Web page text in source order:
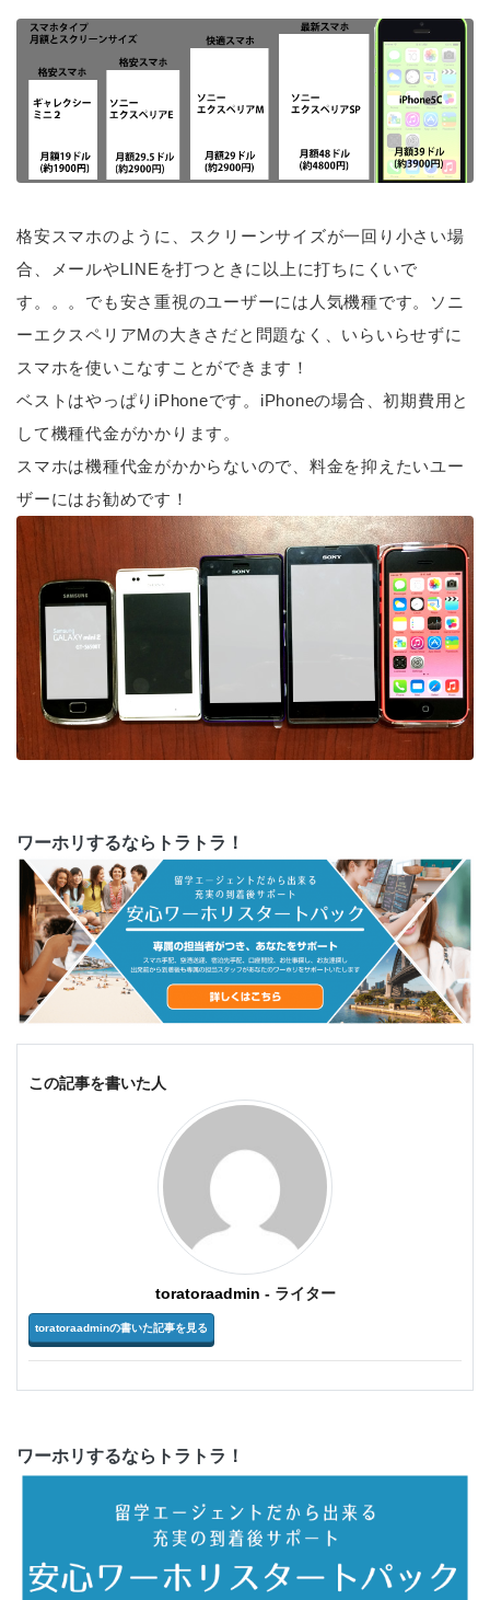
格安スマホのように、スクリーンサイズが一回り小さい場
合、メールやLINEを打つときに以上に打ちにくいで
す。。。でも安さ重視のユーザーには人気機種です。ソニ
ーエクスペリアMの大きさだと問題なく、いらいらせずに
スマホを使いこなすことができます！
ベストはやっぱりiPhoneです。iPhoneの場合、初期費用と
して機種代金がかかります。
スマホは機種代金がかからないので、料金を抑えたいユー
ザーにはお勧めです！
ワーホリするならトラトラ！
この記事を書いた人
toratoraadmin - ライター
toratoraadminの書いた記事を見る
ワーホリするならトラトラ！